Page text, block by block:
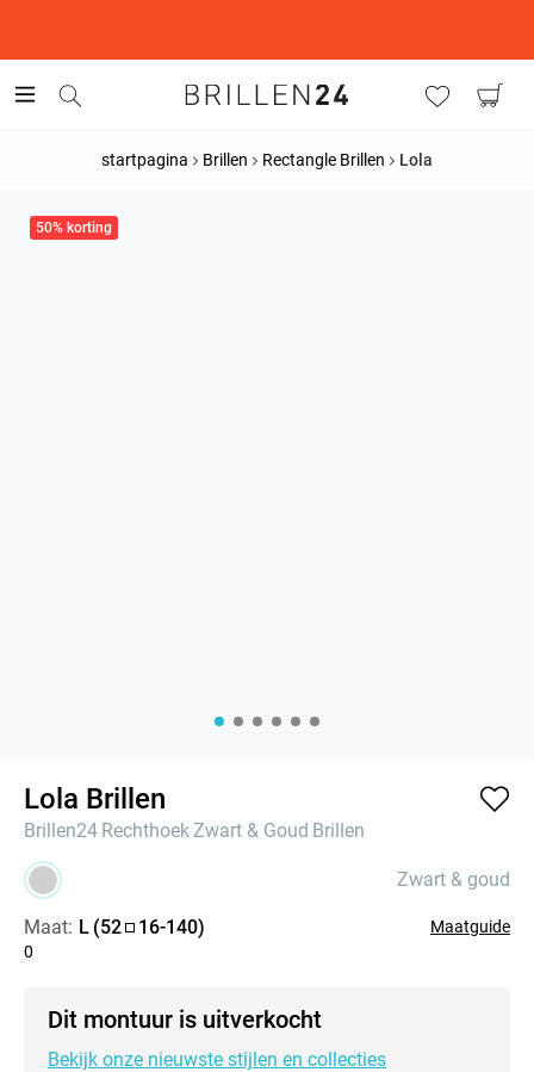
startpagina Brillen Rectangle Brillen Lola
50% korting
Lola Brillen
Brillen24 RechthoekZwart & Goud Brillen
Zwart & goud
Maat: L (52 16-140)
Maatguide
0
Dit montuur is uitverkocht
Bekijk onze nieuwste stijlen en collecties